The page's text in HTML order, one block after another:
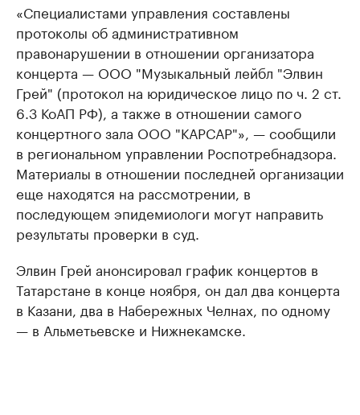
«Специалистами управления составлены
протоколы об административном
правонарушении в отношении организатора
концерта — ООО "Музыкальный лейбл "Элвин
Грей" (протокол на юридическое лицо по ч. 2 ст.
6.3 КоАП РФ), а также в отношении самого
концертного зала ООО "КАРСАР"», — сообщили
в региональном управлении Роспотребнадзора.
Материалы в отношении последней организации
еще находятся на рассмотрении, в
последующем эпидемиологи могут направить
результаты проверки в суд.
Элвин Грей анонсировал график концертов в
Татарстане в конце ноября, он дал два концерта
в Казани, два в Набережных Челнах, по одному
— в Альметьевске и Нижнекамске.